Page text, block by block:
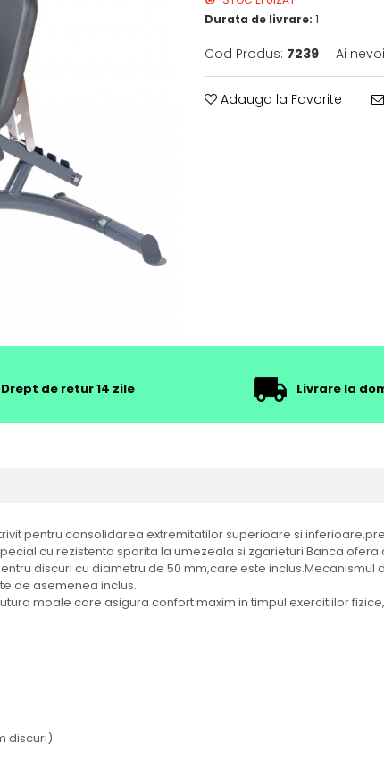
Durata de livrare: 1
Cod Produs: 7239 Ai
Adauga la Favorite
Drept de retur 14 zile Livrare la
pentru consolidarea extremitatilor superioare si
cu rezistenta sporita la umezeala si zgarieturi.Banca
discuri cu diametru de 50 mm,care este
de asemenea inclus.
moale care asigura confort maxim in timpul exercitiilor
discuri)